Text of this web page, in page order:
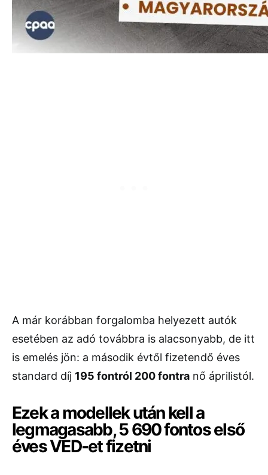
A már korábban forgalomba helyezett autók
esetében az adó továbbra is alacsonyabb, de itt
is emelés jön: a második évtől fizetendő éves
standard díj 195 fontról 200 fontra nő áprilistól.
Ezek a modellek után kell a
legmagasabb, 5 690 fontos első
éves VED-et fizetni